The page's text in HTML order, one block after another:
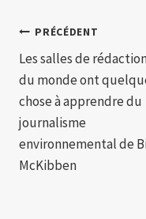
Navigation
de
l’article
PRÉCÉDENT
Les salles de
du monde ont
chose à apprendre du
journalisme
environnemental de
McKibben